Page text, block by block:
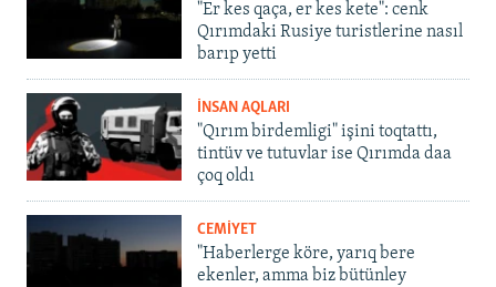
"Er kes qaça, er kes kete": cenk
Qırımdaki Rusiye turistlerine nasıl
barıp yetti
İNSAN AQLARI
"Qırım birdemligi" işini toqtattı,
tintüv ve tutuvlar ise Qırımda daa
çoq oldı
CEMİYET
"Haberlerge köre, yarıq bere
ekenler, amma biz bütünley